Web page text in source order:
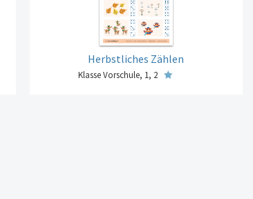
Herbstliches Zählen
Klasse Vorschule, 1, 2